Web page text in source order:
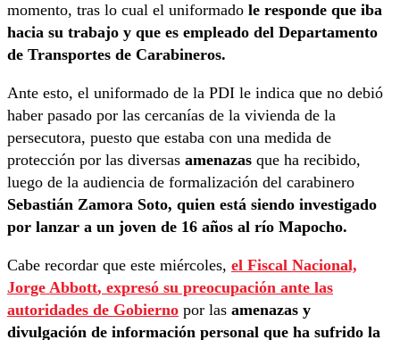
momento, tras lo cual el uniformado le responde que iba
hacia su trabajo y que es empleado del Departamento
de Transportes de Carabineros.
Ante esto, el uniformado de la PDI le indica que no debió
haber pasado por las cercanías de la vivienda de la
persecutora, puesto que estaba con una medida de
protección por las diversas amenazas que ha recibido,
luego de la audiencia de formalización del carabinero
Sebastián Zamora Soto, quien está siendo investigado
por lanzar a un joven de 16 años al río Mapocho.
Cabe recordar que este miércoles, el Fiscal Nacional,
Jorge Abbott, expresó su preocupación ante las
autoridades de Gobierno por las amenazas y
divulgación de información personal que ha sufrido la